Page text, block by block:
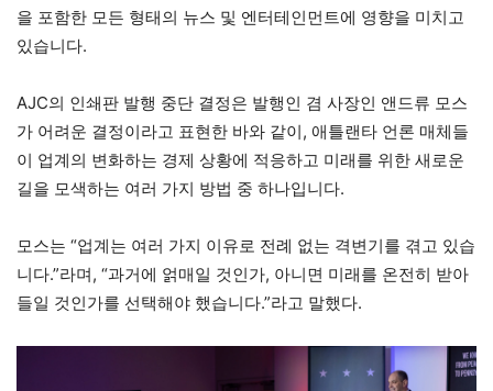
을 포함한 모든 형태의 뉴스 및 엔터테인먼트에 영향을 미치고
있습니다.
AJC의 인쇄판 발행 중단 결정은 발행인 겸 사장인 앤드류 모스
가 어려운 결정이라고 표현한 바와 같이, 애틀랜타 언론 매체들
이 업계의 변화하는 경제 상황에 적응하고 미래를 위한 새로운
길을 모색하는 여러 가지 방법 중 하나입니다.
모스는 “업계는 여러 가지 이유로 전례 없는 격변기를 겪고 있습
니다.”라며, “과거에 얽매일 것인가, 아니면 미래를 온전히 받아
들일 것인가를 선택해야 했습니다.”라고 말했다.